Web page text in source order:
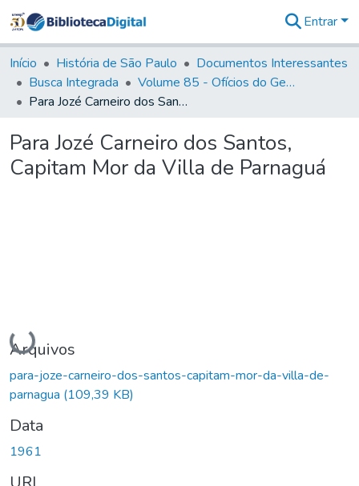
&
Coleções
Tudo na
Biblioteca
Estatísticas
Entrar
Início História de São Paulo
Documentos Interessantes
Busca Integrada
Volume 85 - Ofícios do General Francisco da Cunha Menezes (Governador da Capitania): 1782- 1786
Para Jozé Carneiro dos Santos, Capitam Mor da Villa de Parnaguá
Para Jozé Carneiro dos Santos,
Capitam Mor da Villa de Parnaguá
Carregando...
Arquivos
para-joze-carneiro-dos-santos-capitam-mor-da-villa-de-
parnagua (109,39 KB)
Data
1961